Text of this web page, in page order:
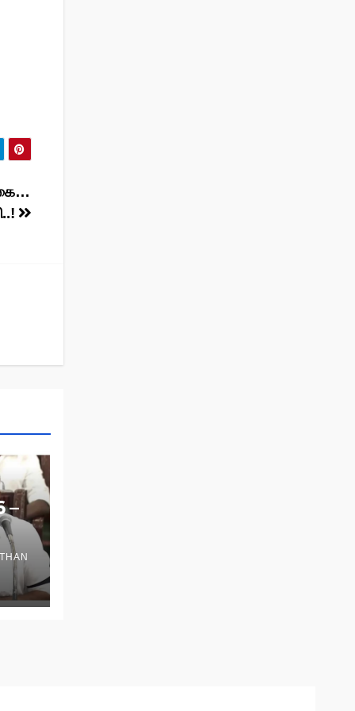
–